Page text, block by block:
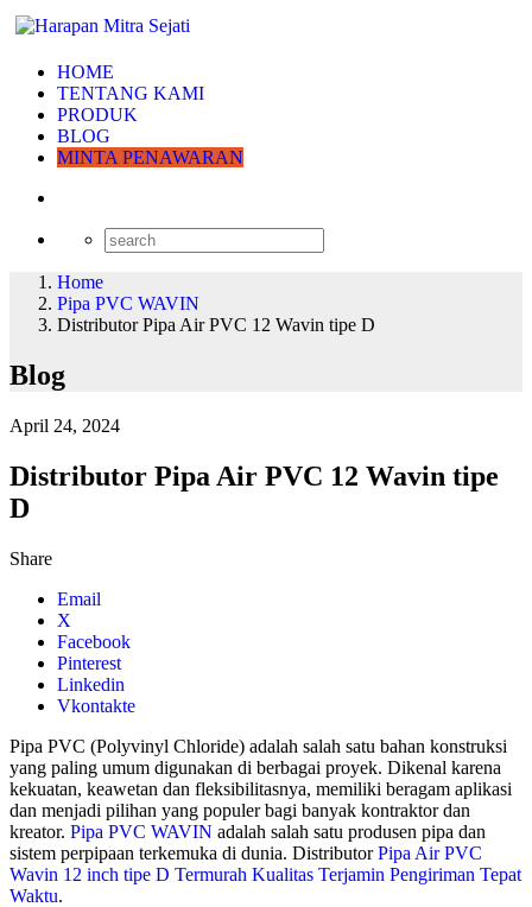
HOME
TENTANG KAMI
PRODUK
BLOG
MINTA PENAWARAN
Home
Pipa PVC WAVIN
Distributor Pipa Air PVC 12 Wavin tipe D
Blog
April 24, 2024
Distributor Pipa Air PVC 12 Wavin tipe
D
Share
Email
X
Facebook
Pinterest
Linkedin
Vkontakte
Pipa PVC (Polyvinyl Chloride) adalah salah satu bahan konstruksi
yang paling umum digunakan di berbagai proyek. Dikenal karena
kekuatan, keawetan dan fleksibilitasnya, memiliki beragam aplikasi
dan menjadi pilihan yang populer bagi banyak kontraktor dan
kreator. Pipa PVC WAVIN adalah salah satu produsen pipa dan
sistem perpipaan terkemuka di dunia. DistributorPipa Air PVC
Wavin 12 inch tipe D Termurah Kualitas Terjamin Pengiriman Tepat
Waktu.